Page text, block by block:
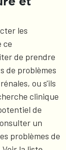
les
ce
de prendre
de problèmes
ou s'ils
clinique
de
un
problèmes de